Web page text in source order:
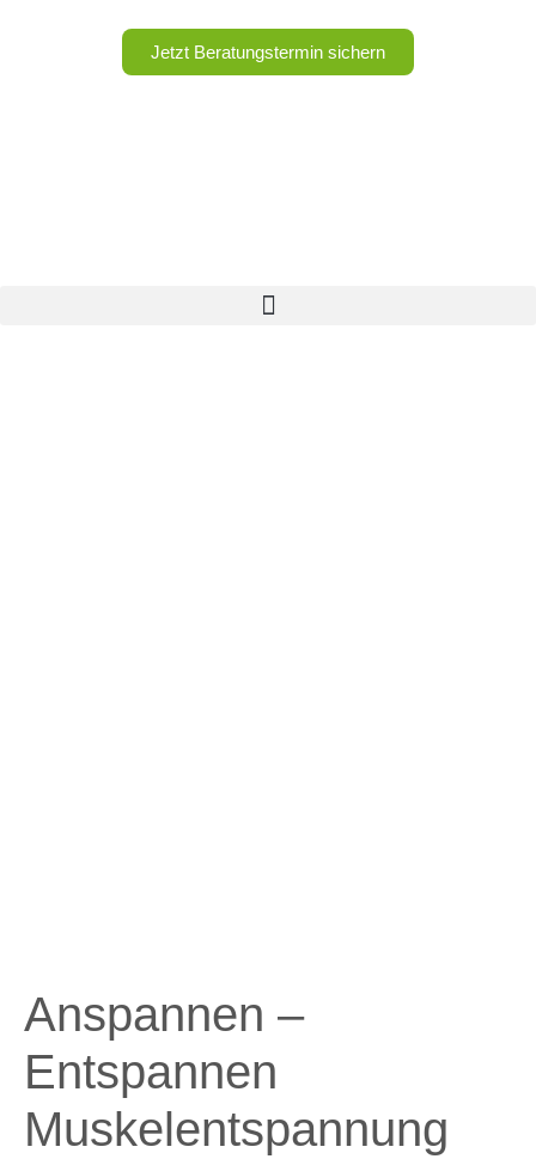
Jetzt Beratungstermin sichern
Anspannen –
Entspannen
Muskelentspannung